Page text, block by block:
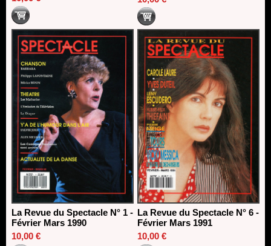
La Revue du Spectacle N° 1 -
Février Mars 1990
10,00 €
La Revue du Spectacle N° 6 -
Février Mars 1991
10,00 €